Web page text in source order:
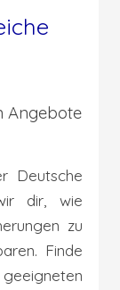
Angebote
Deutsche
dir, wie
zu
Finde